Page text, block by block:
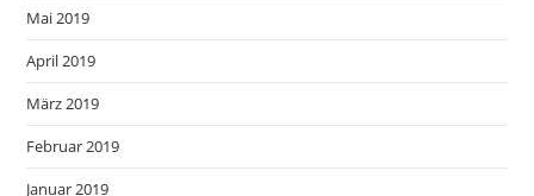
Mai 2019
April 2019
März 2019
Februar 2019
Januar 2019